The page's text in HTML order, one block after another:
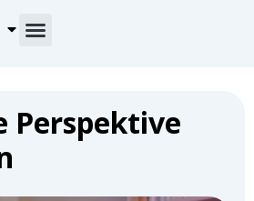
Perspektive